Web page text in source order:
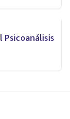
Psicoanálisis